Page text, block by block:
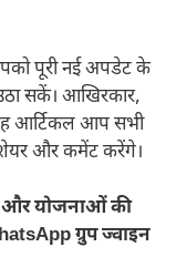
पूरी नई अपडेट के
सकें। आखिरकार,
आर्टिकल आप सभी
और कमेंट करेंगे।
और योजनाओं की
ग्रुप ज्वाइन